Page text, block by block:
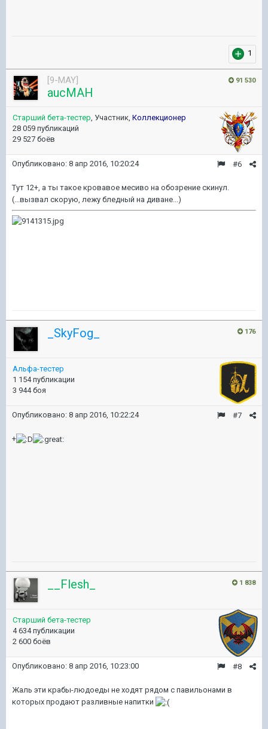
1
91 530
[9-MAY]
aucMAH
Старший бета-тестер, Участник, Коллекционер
28 059 публикаций
29 527 боёв
#6
Опубликовано: 8 апр 2016, 10:20:24
Тут 12+, а ты такое кровавое месиво на обозрение скинул.
(...вызвал скорую, лежу бледный на диване...)
176
_SkyFog_
Альфа-тестер
1 154 публикации
3 944 боя
#7
Опубликовано: 8 апр 2016, 10:22:24
+
1 838
__Flesh_
Старший бета-тестер
4 634 публикации
2 600 боёв
#8
Опубликовано: 8 апр 2016, 10:23:00
Жаль эти крабы-людоеды не ходят рядом с павильонами в
которых продают разливные напитки